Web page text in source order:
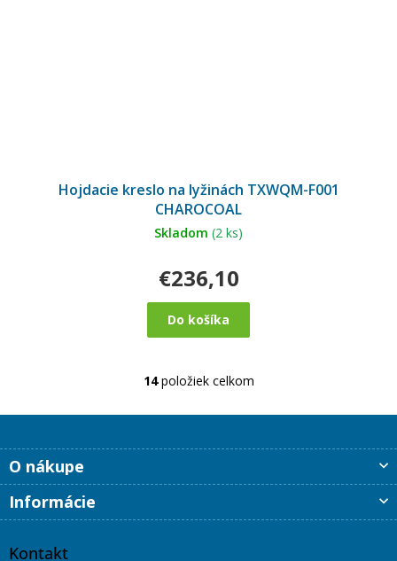
Hojdacie kreslo na lyžinách TXWQM-F001
CHAROCOAL
Skladom (2 ks)
€236,10
Do košíka
O
l
d
c
e
14položiek celkom
Z
ä
O nákupe
Informácie
Kontakt